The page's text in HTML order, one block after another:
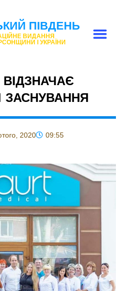
ПІВДЕНЬ
ВИДАННЯ
І УКРАЇНИ
ВІДЗНАЧАЄ
ЗАСНУВАННЯ
2020
09:55